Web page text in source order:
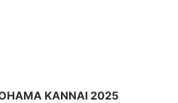
KANNAI 2025